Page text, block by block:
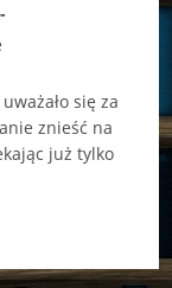
się za
znieść na
już tylko